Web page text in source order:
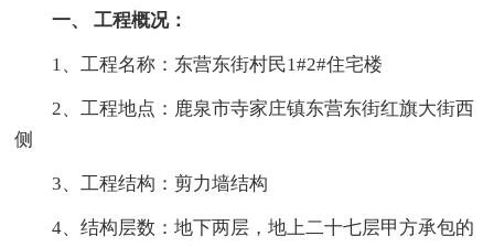
一、 工程概况：
1、工程名称：东营东街村民1#2#住宅楼
2、工程地点：鹿泉市寺家庄镇东营东街红旗大街西
侧
3、工程结构：剪力墙结构
4、结构层数：地下两层，地上二十七层甲方承包的